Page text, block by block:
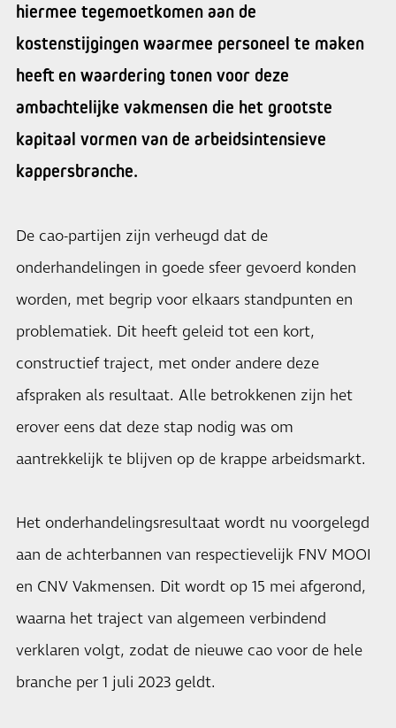
hiermee tegemoetkomen aan de
kostenstijgingen waarmee personeel te maken
heeft en waardering tonen voor deze
ambachtelijke vakmensen die het grootste
kapitaal vormen van de arbeidsintensieve
kappersbranche.
De cao-partijen zijn verheugd dat de
onderhandelingen in goede sfeer gevoerd konden
worden, met begrip voor elkaars standpunten en
problematiek. Dit heeft geleid tot een kort,
constructief traject, met onder andere deze
afspraken als resultaat. Alle betrokkenen zijn het
erover eens dat deze stap nodig was om
aantrekkelijk te blijven op de krappe arbeidsmarkt.
Het onderhandelingsresultaat wordt nu voorgelegd
aan de achterbannen van respectievelijk FNV MOOI
en CNV Vakmensen. Dit wordt op 15 mei afgerond,
waarna het traject van algemeen verbindend
verklaren volgt, zodat de nieuwe cao voor de hele
branche per 1 juli 2023 geldt.